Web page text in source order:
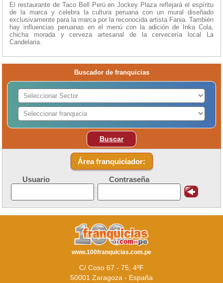
El restaurante de Taco Bell Perú en Jockey Plaza reflejará el espíritu
de la marca y celebra la cultura peruana con un mural diseñado
exclusivamente para la marca por la reconocida artista Fania. También
hay influencias peruanas en el menú con la adición de Inka Cola,
chicha morada y cerveza artesanal de la cervecería local La
Candelaria.
Buscador de franquicias
Buscar
Área franquiciador:
Usuario Contraseña
www.100franquicias.com.pe
C/ Coso 67 - 75, 4ºF
50001 Zaragoza - España